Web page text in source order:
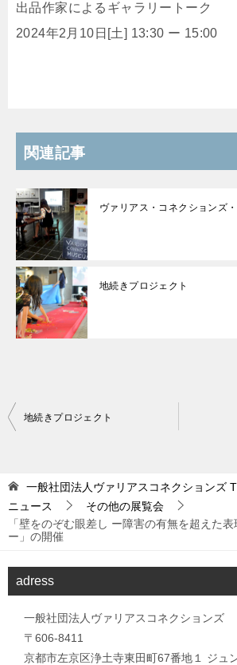
出品作家によるギャラリートーク
2024年2月10日[土] 13:30 ー 15:00
関連記事
ヴァリアス・コネクションズ
地続きプロジェクト
投
ビ
ゲ
ー
シ
ョ
地続きプロジェクト
一般社団法人ヴァリアスコネクションズ
ニュース
その他の展覧会
「壁をのぞむ眼差し ー障害の有無を超えた
ー」の開催
adress
一般社団法人ヴァリアスコネクションズ
〒606-8411
京都市左京区浄土寺東田町67番地１ ジュ